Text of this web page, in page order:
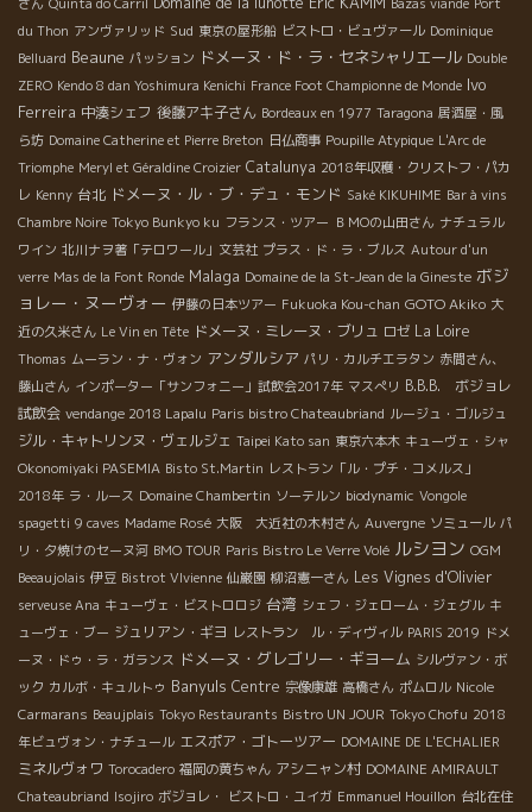
du Thon アンヴァリッド Sud 東京の屋形船 ビストロ・ビュヴァール Dominique
Belluard Beaune パッション ドメーヌ・ド・ラ・セネシャリエール Double
ZERO Kendo 8 dan Yoshimura Kenichi France Foot Championne de Monde Ivo
Ferreira 中湊シェフ 後藤アキ子さん Bordeaux en 1977 Taragona 居酒屋・風
ら坊 Domaine Catherine et Pierre Breton 日仏商事 Poupille Atypique L'Arc de
Triomphe Meryl et Géraldine Croizier Catalunya 2018年収穫・クリストフ・パカ
レ Kenny 台北 ドメーヌ・ル・ブ・デュ・モンド Saké KIKUHIME Bar à vins
Chambre Noire Tokyo Bunkyo ku フランス・ツアー ＢＭОの山田さん ナチュラル
ワイン 北川ナヲ著「テロワール」文芸社 プラス・ド・ラ・ブルス Autour d'un
verre Mas de la Font Ronde Malaga Domaine de la St-Jean de la Gineste ボジ
ョレー・ヌーヴォー 伊藤の日本ツアー Fukuoka Kou-chan GOTO Akiko 大
近の久米さん Le Vin en Tête ドメーヌ・ミレーヌ・ブリュ ロゼ La Loire
Thomas ムーラン・ナ・ヴォン アンダルシア パリ・カルチエラタン 赤間さん、
藤山さん インポーター「サンフォニー」試飲会2017年 マスぺリ B.B.B. ボジョレ
試飲会 vendange 2018 Lapalu Paris bistro Chateaubriand ルージュ・ゴルジュ
ジル・キャトリンヌ・ヴェルジェ Taipei Kato san 東京六本木 キューヴェ・シャ
Okonomiyaki PASEMIA Bisto St.Martin レストラン「ル・プチ・コメルス」
2018年 ラ・ルース Domaine Chambertin ソーテルン biodynamic Vongole
spagetti 9 caves Madame Rosé 大阪 大近社の木村さん Auvergne ソミュール パ
リ・夕焼けのセーヌ河 BMO TOUR Paris Bistro Le Verre Volé ルシヨン OGM
Beeaujolais 伊豆 Bistrot VIvienne 仙巌園 柳沼憲一さん Les Vignes d'Olivier
serveuse Ana キューヴェ・ビストロロジ 台湾 シェフ・ジェローム・ジェグル キ
ューヴェ・ブー ジュリアン・ギヨ レストラン ル・ディヴィル PARIS 2019 ドメ
ーヌ・ドゥ・ラ・ガランス ドメーヌ・グレゴリー・ギヨーム シルヴァン・ボ
ック カルボ・キュルトゥ Banyuls Centre 宗像康雄 高橋さん ポムロル Nicole
Carmarans Beaujplais Tokyo Restaurants Bistro UN JOUR Tokyo Chofu 2018
年ビュヴォン・ナチュール エスポア・ゴトーツアー DOMAINE DE L'ECHALIER
ミネルヴォワ Torocadero 福岡の黄ちゃん アシニャン村 DOMAINE AMIRAULT
Chateaubriand Isojiro ボジョレ・ ビストロ・ユイガ Emmanuel Houillon 台北在住